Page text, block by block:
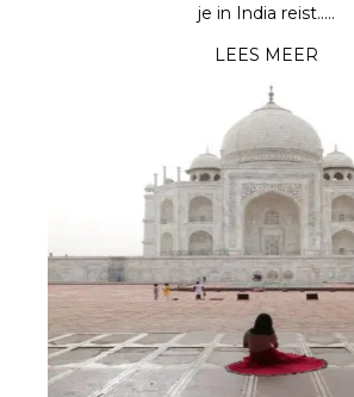
je in India reist.....
LEES MEER